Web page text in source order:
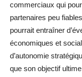
commerciaux qui
partenaires peu
pourrait entraîner
économiques et
d’autonomie
que son objectif